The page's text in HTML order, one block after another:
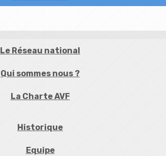
Le Réseau national
Qui sommes nous ?
La Charte AVF
Historique
Equipe